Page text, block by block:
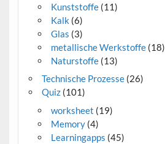
Kunststoffe(11)
Kalk (6)
Glas (3)
metallische Werkstoffe(18)
Naturstoffe(13)
Technische Prozesse(26)
Quiz(101)
worksheet (19)
Memory(4)
Learningapps (45)